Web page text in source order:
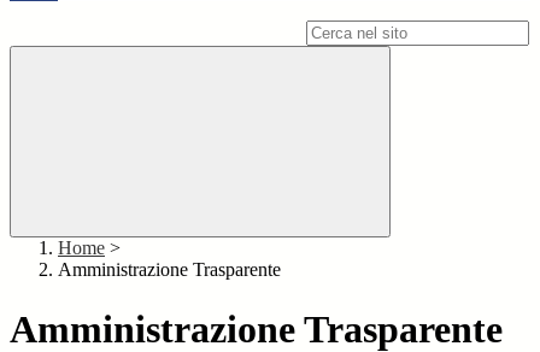
Home >
Amministrazione Trasparente
Amministrazione Trasparente